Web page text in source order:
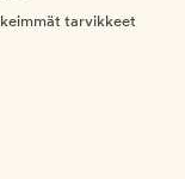
tarvikkeet